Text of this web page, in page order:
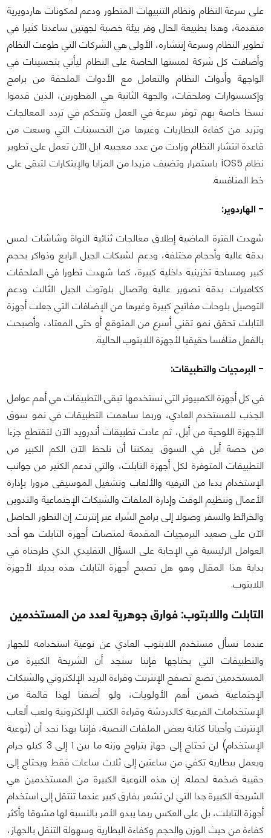
على سرعة النظام ونظام التنبيهات المتطور ودعم لمكونات هاردويرية
متقدمة، وهذا بطبيعة الحال وفر بيئة خصبة لجهتين ساعدتا كثيرا في
تطوير النظام وسرعة إنتشاره، الأولى هي الشركات التي طوعت النظام
وأضافت كل شركة لمستها الخاصة على النظام ليأتي بتحسينات في
الواجهة وأدوات النظام والتعامل مع الأدوات الملحقة من برامج
وإكسسوارات وملحقات، والجهة الثانية هي المطورين، الذين قدموا
نسخا خاصة بهم توفر سرعة في العمل وتتحكم في تردد المعالجات
وتزيد من كفاءة البطاريات وغيرها من التحسينات التي وسعت من
قاعدة انتشار النظام وزادت من عدد معجبيه. ابل الآن تعمل على تطوير
نظام iOS5 باستمرار وتضيف مزيدا من المزايا والإبتكارات لتبقى على
خط المنافسة.
- الهاردوير:
شهدت الفترة الماضية إطلاق معالجات ثنائية النواة وشاشات لمس
بدقة عالية وأحجام مختلفة، ودعم لشبكات الجيل الرابع وذواكر بحجم
كبير ومساحة تخزينية داخلية كبيرة، كما شهدت تطورا في الملحقات
ككاميرات بدقة تصوير عالية واتصال بلوتوث الجيل الثالث ودعم
التوصيل بلوحات مفاتيح كبيرة وغيرها من الإضافات التي جعلت أجهزة
التابلت تحقق نمو تقني أسرع من المتوقع أو حتى المعتاد، وأصبحت
بالفعل منافسا حقيقيا لأجهزة اللابتوب الحالية.
- البرمجيات والتطبيقات:
في كل أجهزة الكمبيوتر التي نستخدمها تبقى التطبيقات هي أهم عوامل
الجذب للمستخدم العادي، وربما ساهمت التطبيقات في نمو سوق
الأجهزة اللوحية من أبل، ثم عادت تطبيقات أندرويد الآن لتقتطع جزءا
من حصة أبل في السوق. يمكننا أن نلحظ الآن الكم الكبير من
التطبيقات المتوفرة لكل أجهزة التابلت، والتي تدعم الكثير من جوانب
الإستخدام بدءا من الترفيه والألعاب وتشغيل الموسيقى مرورا بإدارة
الأعمال وتنظيم الوقت وإدارة الملفات والشبكات الإجتماعية والتدوين
والخرائط والسفر وصولا إلى برامج الشراء عبر إنترنت. إن التطور الحاصل
الآن على صعيد البرمجيات المقدمة لمنصات أجهزة التابلت هو أحد
العوامل الرئيسية في الإجابة على السؤال التقليدي الذي طرحناه في
بداية هذا المقال وهو هل تصبح أجهزة التابلت هذه بديلا لأجهزة
اللابتوب.
التابلت واللابتوب: فوارق جوهرية لعدد من المستخدمين
عندما نسأل مستخدم اللابتوب العادي عن نوعية استخدامه للجهاز
والتطبيقات التي يحتاجها فإننا سنجد أن الشريحة الكبيرة من
المستخدمين تضع تصفح الإنترنت وقراءة البريد الإلكتروني والشبكات
الإجتماعية ضمن أهم الأولويات، ولو أضفنا لهذا قائمة من
الإستخدامات الفرعية كالدردشة وقراءة الكتب الإلكترونية ولعب ألعاب
الإنترنت وأحيانا كتابة بعض الملفات النصية، فإننا بهذا نجد أن (نوعية
الإستخدام) لن تحتاج إلى جهاز يتراوح وزنه ما بين 1 إلى 3 كيلو جرام
ويعمل ببطارية تكفي من ساعتين إلى ثلاث ساعات فقط ويحتاج إلى
حقيبة ضخمة لحمله. إن هذه النوعية الكبيرة من المستخدمين هي
الشريحة الكبيرة جدا التي لن تشعر بفارق كبير عندما تنتقل إلى استخدام
أجهزة التابلت، بل على العكس ربما يبدو الأمر بالنسبة لها مشوقا وأكثر
كفاءة من حيث الوزن والحجم وكفاءة البطارية وسهولة التنقل بالجهاز،